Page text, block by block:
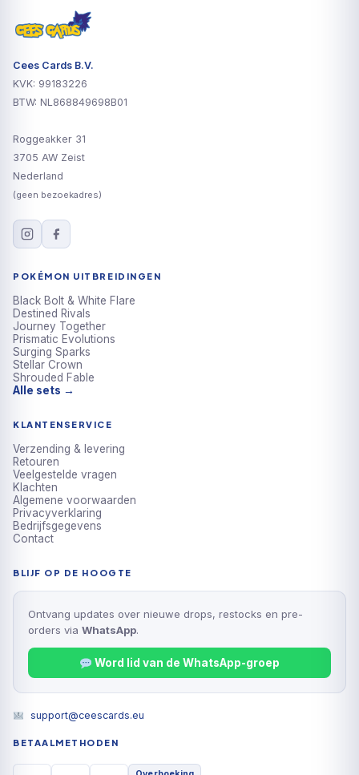
Cees Cards B.V.
KVK: 99183226
BTW: NL868849698B01
Roggeakker 31
3705 AW Zeist
Nederland
(geen bezoekadres)
POKÉMON UITBREIDINGEN
Black Bolt & White Flare
Destined Rivals
Journey Together
Prismatic Evolutions
Surging Sparks
Stellar Crown
Shrouded Fable
Alle sets →
KLANTENSERVICE
Verzending & levering
Retouren
Veelgestelde vragen
Klachten
Algemene voorwaarden
Privacyverklaring
Bedrijfsgegevens
Contact
BLIJF OP DE HOOGTE
Ontvang updates over nieuwe drops, restocks en pre-
orders via WhatsApp.
Word lid van de WhatsApp-groep
support@ceescards.eu
BETAALMETHODEN